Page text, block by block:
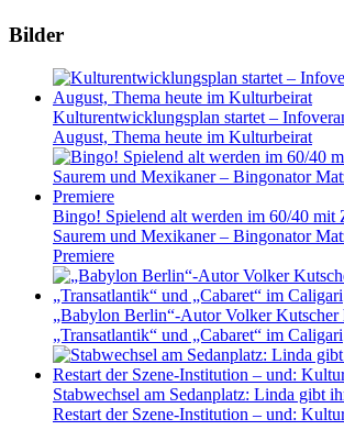
Bilder
Kulturentwicklungsplan startet –
August, Thema heute im Kulturbeirat
Bingo! Spielend alt werden im 60/40 mit
Saurem und Mexikaner – Bingonator
Premiere
„Babylon Berlin“-Autor Volker Kutscher
„Transatlantik“ und „Cabaret“ im Caligari
Stabwechsel am Sedanplatz: Linda gibt
Restart der Szene-Institution – und: